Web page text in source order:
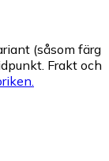
(såsom färg
Frakt och